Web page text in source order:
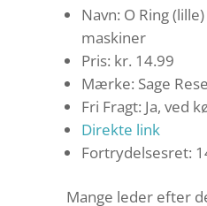
Navn: O Ring
maskiner
Pris: kr. 14.99
Mærke: Sage
Fri Fragt: Ja, ved
Direkte link
Fortrydelsesret:
Mange leder efter